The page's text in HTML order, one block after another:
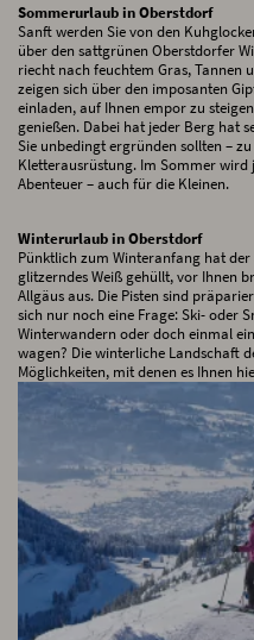
Sommerurlaub in Oberstdorf
Sanft werden Sie von den
über den sattgrünen Oberstdorfer
riecht nach feuchtem Gras, Tannen
zeigen sich über den imposanten
einladen, auf Ihnen empor zu
genießen. Dabei hat jeder Berg hat
Sie unbedingt ergründen sollten –
Kletterausrüstung. Im Sommer wird
Abenteuer – auch für die Kleinen.
Winterurlaub in Oberstdorf
Pünktlich zum Winteranfang hat
glitzerndes Weiß gehüllt, vor Ihnen
Allgäus aus. Die Pisten sind
sich nur noch eine Frage: Ski- oder
Winterwandern oder doch einmal
wagen? Die winterliche Landschaft
Möglichkeiten, mit denen es Ihnen